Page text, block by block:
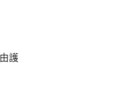
支付方式。 讓您購物簡單
值。
。
護